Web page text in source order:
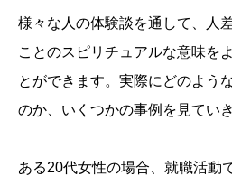
様々な人の体験談を通して、人
ことのスピリチュアルな意味を
とができます。実際にどのよう
のか、いくつかの事例を見てい
ある20代女性の場合、就職活動